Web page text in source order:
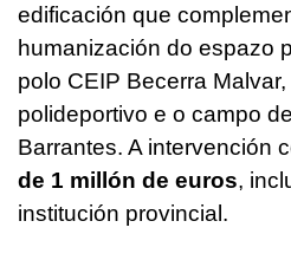
edificación que
humanización do espazo
polo CEIP Becerra
polideportivo e o campo
Barrantes. A intervención
de 1 millón de euros,
institución provincial.